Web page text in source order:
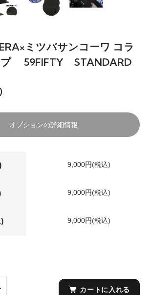
ERA×ミツバサンコーワ コラ
プ 59FIFTY STANDARD
オプションの詳細情報
9,000円(税込)
9,000円(税込)
9,000円(税込)
カートに入れる